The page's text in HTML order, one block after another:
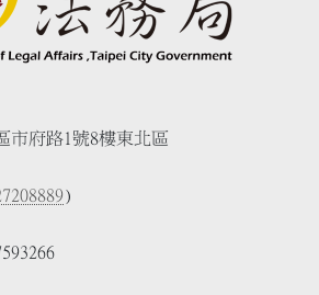
市府路1號8樓東北區
)